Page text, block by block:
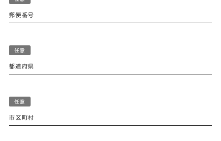
郵便番号
都道府県
市区町村